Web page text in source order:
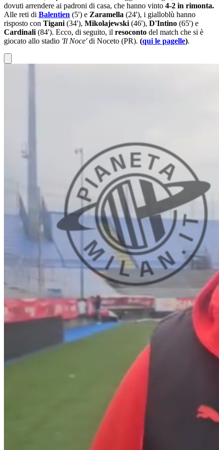
dovuti arrendere ai padroni di casa, che hanno vinto 4-2 in rimonta.
Alle reti di Balentien (5') e Zaramella (24'), i gialloblù hanno
risposto con Tigani (34'), Mikolajewski (46'), D'Intino (65') e
Cardinali (84'). Ecco, di seguito, il resoconto del match che si è
giocato allo stadio 'Il Noce'di Noceto (PR). (qui le pagelle).